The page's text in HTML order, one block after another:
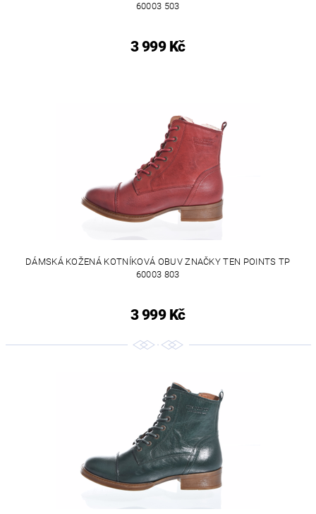
60003 503
3 999 Kč
DÁMSKÁ KOŽENÁ KOTNÍKOVÁ OBUV ZNAČKY TEN POINTS TP
60003 803
3 999 Kč